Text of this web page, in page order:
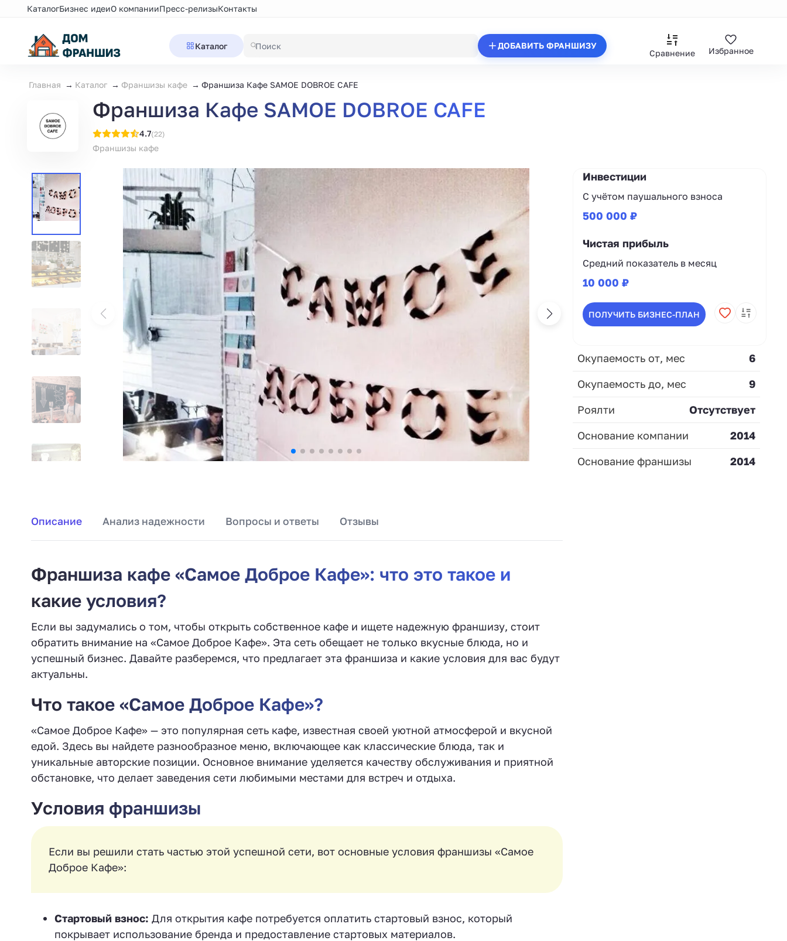
КаталогБизнес идеиО компанииПресс-релизыКонтакты
Каталог ДОБАВИТЬ ФРАНШИЗУ
Сравнение Избранное
Главная Каталог Франшизы кафе Франшиза Кафе SAMOE DOBROE CAFE
Франшиза Кафе SAMOE DOBROE CAFE
4.7(22)
Франшизы кафе
Описание Анализ надежности Вопросы и ответы Отзывы
Франшиза кафе «Самое Доброе Кафе»: что это такое и
какие условия?
Если вы задумались о том, чтобы открыть собственное кафе и ищете надежную франшизу, стоит
обратить внимание на «Самое Доброе Кафе». Эта сеть обещает не только вкусные блюда, но и
успешный бизнес. Давайте разберемся, что предлагает эта франшиза и какие условия для вас будут
актуальны.
Что такое «Самое Доброе Кафе»?
«Самое Доброе Кафе» — это популярная сеть кафе, известная своей уютной атмосферой и вкусной
едой. Здесь вы найдете разнообразное меню, включающее как классические блюда, так и
уникальные авторские позиции. Основное внимание уделяется качеству обслуживания и приятной
обстановке, что делает заведения сети любимыми местами для встреч и отдыха.
Условия франшизы
Если вы решили стать частью этой успешной сети, вот основные условия франшизы «Самое
Доброе Кафе»:
Стартовый взнос: Для открытия кафе потребуется оплатить стартовый взнос, который
покрывает использование бренда и предоставление стартовых материалов.
Инвестиции
С учётом паушального взноса
500 000 ₽
Чистая прибыль
Средний показатель в месяц
10 000 ₽
ПОЛУЧИТЬ БИЗНЕС-ПЛАН
Окупаемость от, мес
6
Окупаемость до, мес
9
Роялти
Отсутствует
Основание компании
2014
Основание франшизы
2014